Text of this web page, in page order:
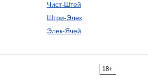
Чист-Штей
Штри-Элек
Элек-Ячей
18+